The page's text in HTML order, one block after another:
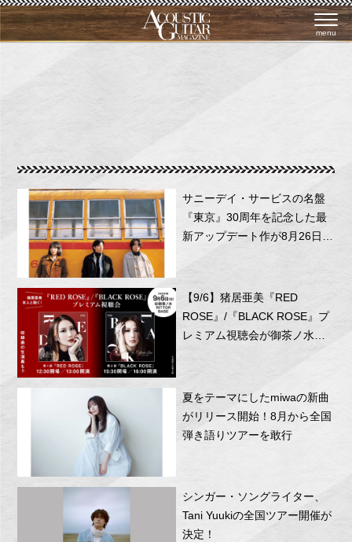
menu
サニーデイ・サービスの名盤
『東京』30周年を記念した最
新アップデート作が8月26日に
【9/6】猪居亜美『RED
ROSE』/『BLACK ROSE』プ
レミアム視聴会が御茶ノ水
夏をテーマにしたmiwaの新曲
がリリース開始！8月から全国
弾き語りツアーを敢行
シンガー・ソングライター、
Tani Yuukiの全国ツアー開催が
決定！